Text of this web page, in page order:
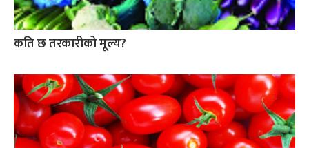
कति छ तरकारीको मूल्य?